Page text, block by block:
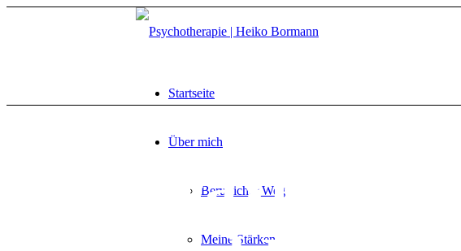
Startseite
Über mich
Beruflicher Weg
Meine Stärken
Praxis für